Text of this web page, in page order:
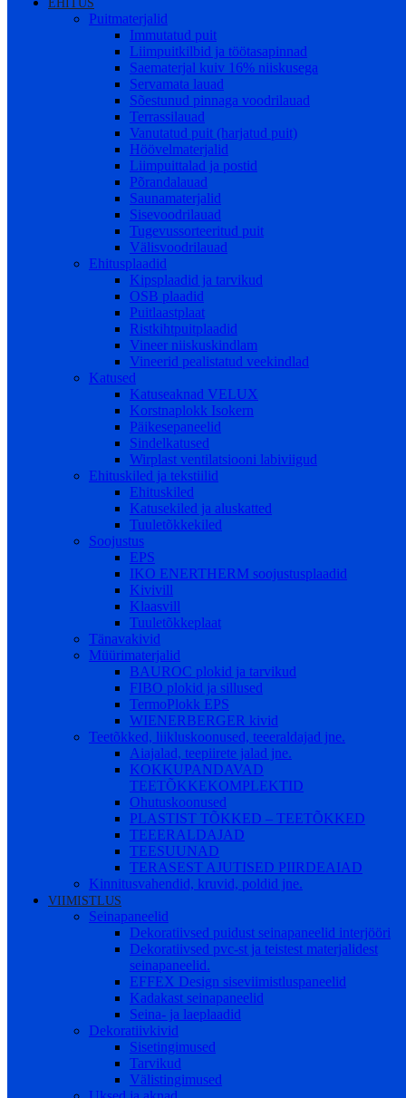
EHITUS
Puitmaterjalid
Immutatud puit
Liimpuitkilbid ja töötasapinnad
Saematerjal kuiv 16% niiskusega
Servamata lauad
Sõestunud pinnaga voodrilauad
Terrassilauad
Vanutatud puit (harjatud puit)
Höövelmaterjalid
Liimpuittalad ja postid
Põrandalauad
Saunamaterjalid
Sisevoodrilauad
Tugevussorteeritud puit
Välisvoodrilauad
Ehitusplaadid
Kipsplaadid ja tarvikud
OSB plaadid
Puitlaastplaat
Ristkihtpuitplaadid
Vineer niiskuskindlam
Vineerid pealistatud veekindlad
Katused
Katuseaknad VELUX
Korstnaplokk Isokern
Päikesepaneelid
Sindelkatused
Wirplast ventilatsiooni labiviigud
Ehituskiled ja tekstiilid
Ehituskiled
Katusekiled ja aluskatted
Tuuletõkkekiled
Soojustus
EPS
IKO ENERTHERM soojustusplaadid
Kivivill
Klaasvill
Tuuletõkkeplaat
Tänavakivid
Müürimaterjalid
BAUROC plokid ja tarvikud
FIBO plokid ja sillused
TermoPlokk EPS
WIENERBERGER kivid
Teetõkked, liikluskoonused, teeeraldajad jne.
Aiajalad, teepiirete jalad jne.
KOKKUPANDAVAD
TEETÕKKEKOMPLEKTID
Ohutuskoonused
PLASTIST TÕKKED – TEETÕKKED
TEEERALDAJAD
TEESUUNAD
TERASEST AJUTISED PIIRDEAIAD
Kinnitusvahendid, kruvid, poldid jne.
VIIMISTLUS
Seinapaneelid
Dekoratiivsed puidust seinapaneelid interjööri
Dekoratiivsed pvc-st ja teistest materjalidest
seinapaneelid.
EFFEX Design siseviimistluspaneelid
Kadakast seinapaneelid
Seina- ja laeplaadid
Dekoratiivkivid
Sisetingimused
Tarvikud
Välistingimused